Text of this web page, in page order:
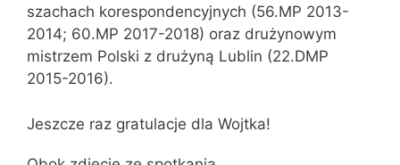
szachach korespondencyjnych (56.MP 2013-
2014; 60.MP 2017-2018) oraz drużynowym
mistrzem Polski z drużyną Lublin (22.DMP
2015-2016).
Jeszcze raz gratulacje dla Wojtka!